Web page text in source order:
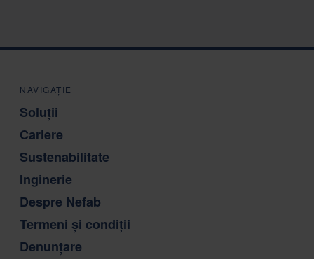
NAVIGAȚIE
Soluții
Cariere
Sustenabilitate
Inginerie
Despre Nefab
Termeni și condiții
Denunțare